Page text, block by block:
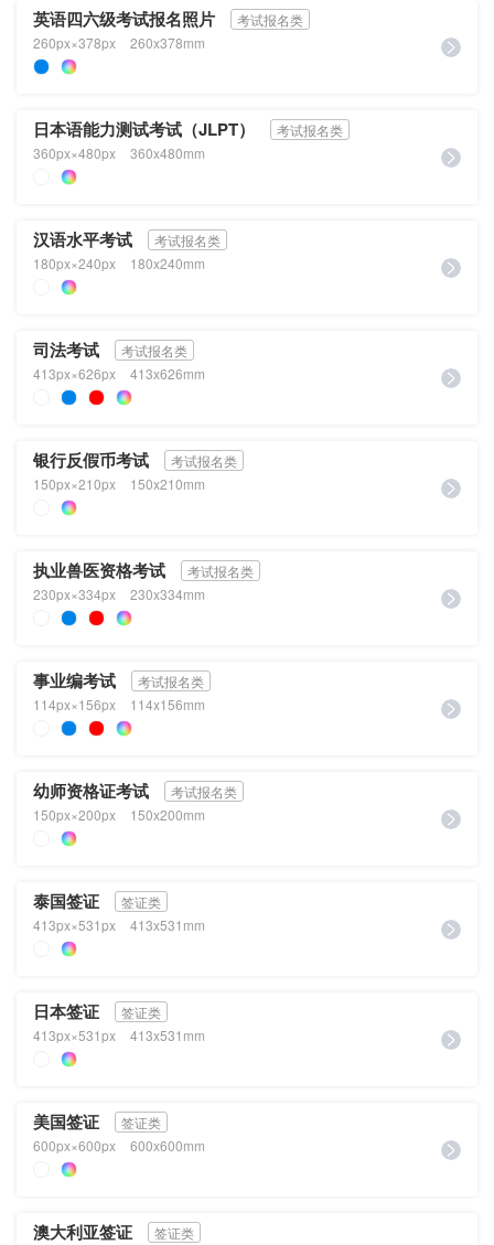
英语四六级考试报名照片
考试报名类
260px×378px
260x378mm
日本语能力测试考试（JLPT）
考试报名类
360px×480px
360x480mm
汉语水平考试
考试报名类
180px×240px
180x240mm
司法考试
考试报名类
413px×626px
413x626mm
银行反假币考试
考试报名类
150px×210px
150x210mm
执业兽医资格考试
考试报名类
230px×334px
230x334mm
事业编考试
考试报名类
114px×156px
114x156mm
幼师资格证考试
考试报名类
150px×200px
150x200mm
泰国签证
签证类
413px×531px
413x531mm
日本签证
签证类
413px×531px
413x531mm
美国签证
签证类
600px×600px
600x600mm
澳大利亚签证
签证类